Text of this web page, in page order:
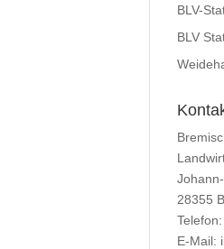
BLV-
BLV
28355
E-Mail: